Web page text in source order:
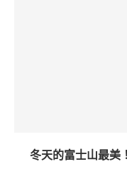
冬天的富士山最